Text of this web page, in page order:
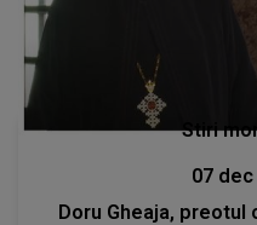
Stiri
07 dec
Doru Gheaja,